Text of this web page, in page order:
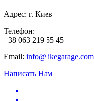
Адрес: г. Киев
Телефон:
+38 063 219 55 45
Email: info@likegarage.com
Написать Нам